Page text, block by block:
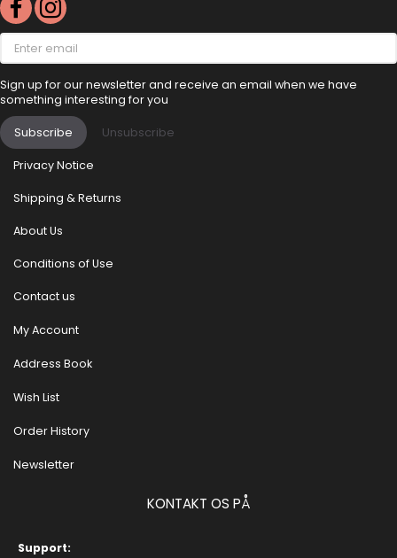
Enter
email
Sign up for our newsletter and receive an email when we have
something interesting for you
Subscribe Unsubscribe
Privacy Notice
Shipping & Returns
About Us
Conditions of Use
Contact us
My Account
Address Book
Wish List
Order History
Newsletter
KONTAKT OS PÅ
Support: